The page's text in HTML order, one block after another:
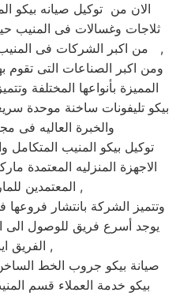
الان من توكيل صيانه بيكو
ثلاجات وغسالات فى المنيب
من اكبر الشركات فى المنيب فى صيانة الاجهزة الكهربائيه ,
ومن اكبر الصناعات التى تقوم
المميزة بأنواعها المختلفة
بيكو تليفونات ساخنة موحدة
والخبرة العاليه فى
توكيل بيكو المنيب
الاجهزة المنزليه المعتمدة
المعتمدين للماركات العالمية ,
وتتميز الشركة بانتشار
يوجد أسرع فريق للوصول الى
الفريق اينما كنت ,
صيانة بيكو جروب الخط
بيكو خدمة العملاء قسم